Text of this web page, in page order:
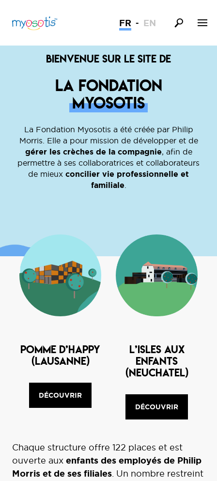
FR EN
Bienvenue sur le site de
La Fondation
Myosotis
La Fondation Myosotis a été créée par Philip
Morris. Elle a pour mission de développer et de
gérer les crèches de la compagnie, afin de
permettre à ses collaboratrices et collaborateurs
de mieux concilier vie professionnelle et
familiale
Pomme d’Happy
(Lausanne)
DÉCOUVRIR
L’isles aux
enfants
(Neuchatel)
DÉCOUVRIR
Chaque structure offre 122 places et est
ouverte aux enfants des employés de Philip
Morris et de ses filiales . Un nombre restreint